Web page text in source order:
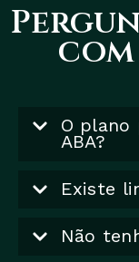
O plano
ABA?
Existe
Não